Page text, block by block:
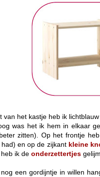
van het kastje heb ik
was het ik hem in elkaar
zitten). Op het frontje
en op de zijkant kleine
ik de onderzettertjes
een gordijntje in willen